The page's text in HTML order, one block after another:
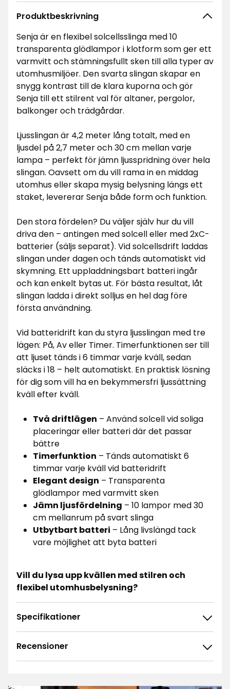
Produktbeskrivning
Senja är en flexibel solcellsslinga med 10
transparenta glödlampor i klotform som ger ett
varmvitt och stämningsfullt sken till alla typer av
utomhusmiljöer. Den svarta slingan skapar en
snygg kontrast till de klara kuporna och gör
Senja till ett stilrent val för altaner, pergolor,
balkonger och trädgårdar.
Ljusslingan är 4,2 meter lång totalt, med en
ljusdel på 2,7 meter och 30 cm mellan varje
lampa – perfekt för jämn ljusspridning över hela
slingan. Oavsett om du vill rama in en middag
utomhus eller skapa mysig belysning längs ett
staket, levererar Senja både form och funktion.
Den stora fördelen? Du väljer själv hur du vill
driva den – antingen med solcell eller med 2xC-
batterier (säljs separat). Vid solcellsdrift laddas
slingan under dagen och tänds automatiskt vid
skymning. Ett uppladdningsbart batteri ingår
och kan enkelt bytas ut. För bästa resultat, låt
slingan ladda i direkt solljus en hel dag före
första användning.
Vid batteridrift kan du styra ljusslingan med tre
lägen: På, Av eller Timer. Timerfunktionen ser till
att ljuset tänds i 6 timmar varje kväll, sedan
släcks i 18 – helt automatiskt. En praktisk lösning
för dig som vill ha en bekymmersfri ljussättning
kväll efter kväll.
Två driftlägen – Använd solcell vid soliga
placeringar eller batteri där det passar
bättre
Timerfunktion – Tänds automatiskt 6
timmar varje kväll vid batteridrift
Elegant design – Transparenta
glödlampor med varmvitt sken
Jämn ljusfördelning – 10 lampor med 30
cm mellanrum på svart slinga
Utbytbart batteri – Lång livslängd tack
vare möjlighet att byta batteri
Vill du lysa upp kvällen med stilren och
flexibel utomhusbelysning?
Specifikationer
Recensioner
4.0
3 ☆